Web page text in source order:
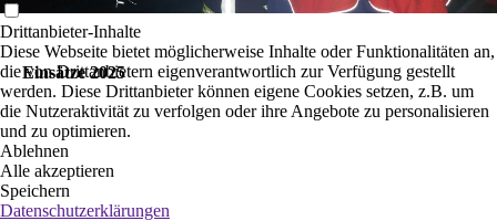
Einsätze 2025
Drittanbieter-Inhalte
Diese Webseite bietet möglicherweise Inhalte oder Funktionalitäten an,
die von Drittanbietern eigenverantwortlich zur Verfügung gestellt
werden. Diese Drittanbieter können eigene Cookies setzen, z.B. um
die Nutzeraktivität zu verfolgen oder ihre Angebote zu personalisieren
und zu optimieren.
Ablehnen
Alle akzeptieren
Speichern
Datenschutzerklärungen